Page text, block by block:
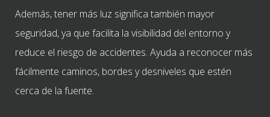
Además, tener más luz significa también mayor
seguridad, ya que facilita la visibilidad del entorno y
reduce el riesgo de accidentes. Ayuda a reconocer más
fácilmente caminos, bordes y desniveles que estén
cerca de la fuente.